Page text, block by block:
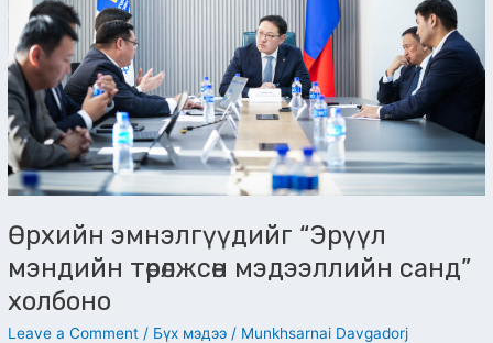
Өрхийн эмнэлгүүдийг “Эрүүл
мэндийн төрөлжсөн мэдээллийн санд”
холбоно
Leave a Comment / Бүх мэдээ / Munkhsarnai Davgadorj
мэдээллийн
санд”
холбоно